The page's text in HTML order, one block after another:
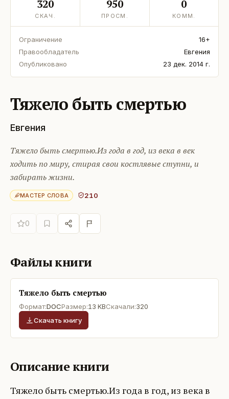
320
СКАЧ.
950
ПРОСМ.
0
КОММ.
Ограничение
16+
Правообладатель
Евгения
Опубликовано
23 дек. 2014 г.
Тяжело быть смертью
Евгения
Тяжело быть смертью.Из года в год, из века в век
ходить по миру, стирая свои костлявые ступни, и
забирать жизни.
МАСТЕР СЛОВА 210
0
Файлы книги
Тяжело быть смертью
Формат:DOCРазмер:13 KBСкачали:320
Скачать книгу
Описание книги
Тяжело быть смертью.Из года в год, из века в